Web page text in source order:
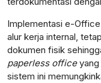
Implementasi e-
alur kerja internal,
dokumen fisik
paperless officeyang
sistem ini